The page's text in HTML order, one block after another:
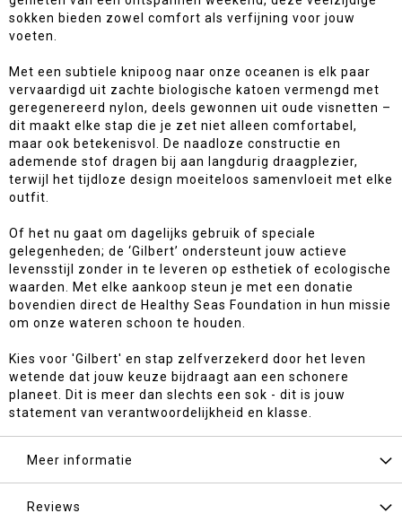
sokken bieden zowel comfort als verfijning voor jouw
voeten.
Met een subtiele knipoog naar onze oceanen is elk paar
vervaardigd uit zachte biologische katoen vermengd met
geregenereerd nylon, deels gewonnen uit oude visnetten –
dit maakt elke stap die je zet niet alleen comfortabel,
maar ook betekenisvol. De naadloze constructie en
ademende stof dragen bij aan langdurig draagplezier,
terwijl het tijdloze design moeiteloos samenvloeit met elke
outfit.
Of het nu gaat om dagelijks gebruik of speciale
gelegenheden; de ‘Gilbert’ ondersteunt jouw actieve
levensstijl zonder in te leveren op esthetiek of ecologische
waarden. Met elke aankoop steun je met een donatie
bovendien direct de Healthy Seas Foundation in hun missie
om onze wateren schoon te houden.
Kies voor 'Gilbert' en stap zelfverzekerd door het leven
wetende dat jouw keuze bijdraagt aan een schonere
planeet. Dit is meer dan slechts een sok - dit is jouw
statement van verantwoordelijkheid en klasse.
Meer informatie
Reviews